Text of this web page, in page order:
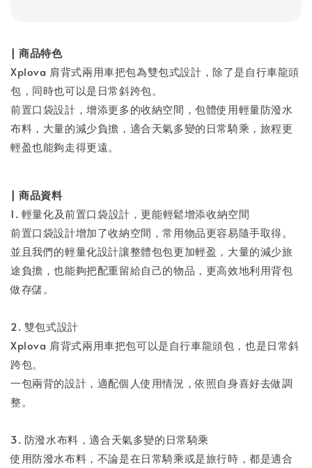
| 商品特色
Xplova 肩背式兩用車把包為雙包式設計，除了是自行車龍頭
包，同時也可以是日常斜跨包。
前置口袋設計，增添更多的收納空間，包體使用輕量防潑水
布料，大量的減少負擔，適合天氣多變的日常騎乘，旅程更
輕盈也能夠走得更遠。
| 商品資料
1. 輕量化及前置口袋設計，更能輕鬆增添收納空間
前置口袋設計增加了收納空間，常用物品更容易隨手取得。
並且我們的輕量化設計讓整體包包更加輕盈，大量的減少旅
途負擔，也能夠把配重留給自己的物品，更高效地利用背包
做存儲。
2. 雙包式設計
Xplova 肩背式兩用車把包可以是自行車龍頭包，也是日常斜
跨包。
一包兩背的設計，適配個人使用情況，依照自身喜好去做調
整。
3. 防潑水布料，適合天氣多變的日常騎乘
使用防潑水布料，不論是在日常騎乘或是旅行時，都是適合